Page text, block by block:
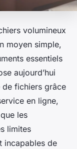
volumineux
moyen simple,
essentiels
aujourd’hui
de fichiers grâce
en ligne,
les
limites
incapables de